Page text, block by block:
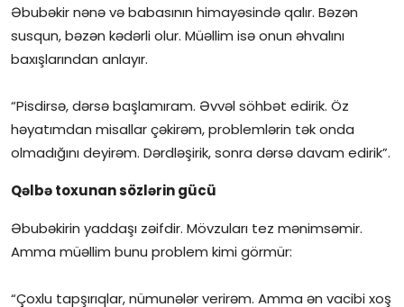
Əbubəkir nənə və babasının himayəsində qalır. Bəzən
susqun, bəzən kədərli olur. Müəllim isə onun əhvalını
baxışlarından anlayır.
“Pisdirsə, dərsə başlamıram. Əvvəl söhbət edirik. Öz
həyatımdan misallar çəkirəm, problemlərin tək onda
olmadığını deyirəm. Dərdləşirik, sonra dərsə davam edirik”.
Qəlbə toxunan sözlərin gücü
Əbubəkirin yaddaşı zəifdir. Mövzuları tez mənimsəmir.
Amma müəllim bunu problem kimi görmür:
“Çoxlu tapşırıqlar, nümunələr verirəm. Amma ən vacibi xoş